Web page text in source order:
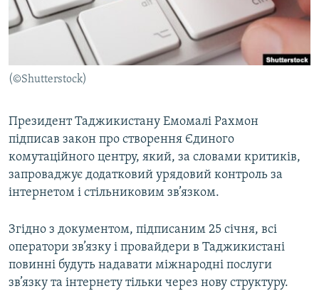
ФОТО
СПЕЦПРОЄКТИ
РУС
УКР
КТАТ
(©Shutterstock)
Президент Таджикистану Емомалі Рахмон
підписав закон про створення Єдиного
комутаційного центру, який, за словами критиків,
запроваджує додатковий урядовий контроль за
інтернетом і стільниковим зв’язком.
Згідно з документом, підписаним 25 січня, всі
оператори зв’язку і провайдери в Таджикистані
повинні будуть надавати міжнародні послуги
зв’язку та інтернету тільки через нову структуру.